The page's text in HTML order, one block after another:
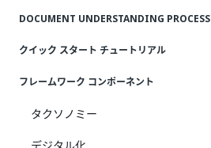
DOCUMENT UNDERSTANDING PROCESS
クイック スタート チュートリアル
フレームワーク コンポーネント
タクソノミー